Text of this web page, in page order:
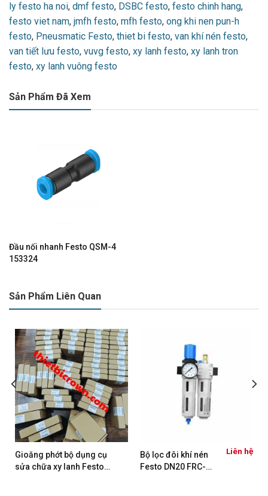
ly festo ha noi, dmf festo, DSBC festo, festo chinh hang,
festo viet nam, jmfh festo, mfh festo, ong khi nen pun-h
festo, Pneusmatic Festo, thiet bi festo, van khí nén festo,
van tiết lưu festo, vuvg festo, xy lanh festo, xy lanh tron
festo, xy lanh vuông festo
Sản Phẩm Đã Xem
Đầu nối nhanh Festo QSM-4
153324
Sản Phẩm Liên Quan
Gioăng phớt bộ dụng cụ
sửa chữa xy lanh Festo
Bộ lọc đôi khí nén
Festo DN20 FRC-
Liên hệ